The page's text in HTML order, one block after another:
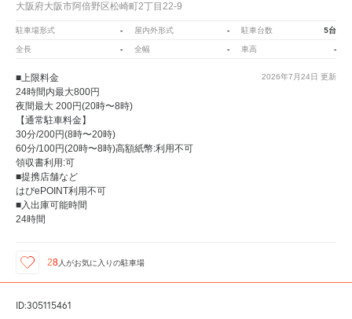
大阪府大阪市阿倍野区松崎町2丁目22-9
駐車場形式 - 屋内外形式 - 駐車台数 5台
全長 - 全幅 - 車高 -
2026年7月24日 更新
■上限料金
24時間内最大800円
夜間最大 200円(20時〜8時)
【通常駐車料金】
30分/200円(8時〜20時)
60分/100円(20時〜8時)高額紙幣:利用不可
領収書利用:可
■提携店舗など
はぴePOINT利用不可
■入出庫可能時間
24時間
28人がお気に入りの駐車場
ID:305115461